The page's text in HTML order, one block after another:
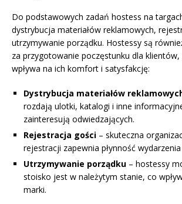
Do podstawowych zadań hostess na
dystrybucja materiałów reklamowych,
utrzymywanie porządku. Hostessy są
za przygotowanie poczęstunku dla klientów,
wpływa na ich komfort i satysfakcję:
Dystrybucja materiałów
rozdają ulotki, katalogi i inne
zainteresują odwiedzających.
Rejestracja gości – skuteczna
rejestracji zapewnia płynność
Utrzymywanie porządku – hostessy
stoisko jest w należytym stanie, co
marki.